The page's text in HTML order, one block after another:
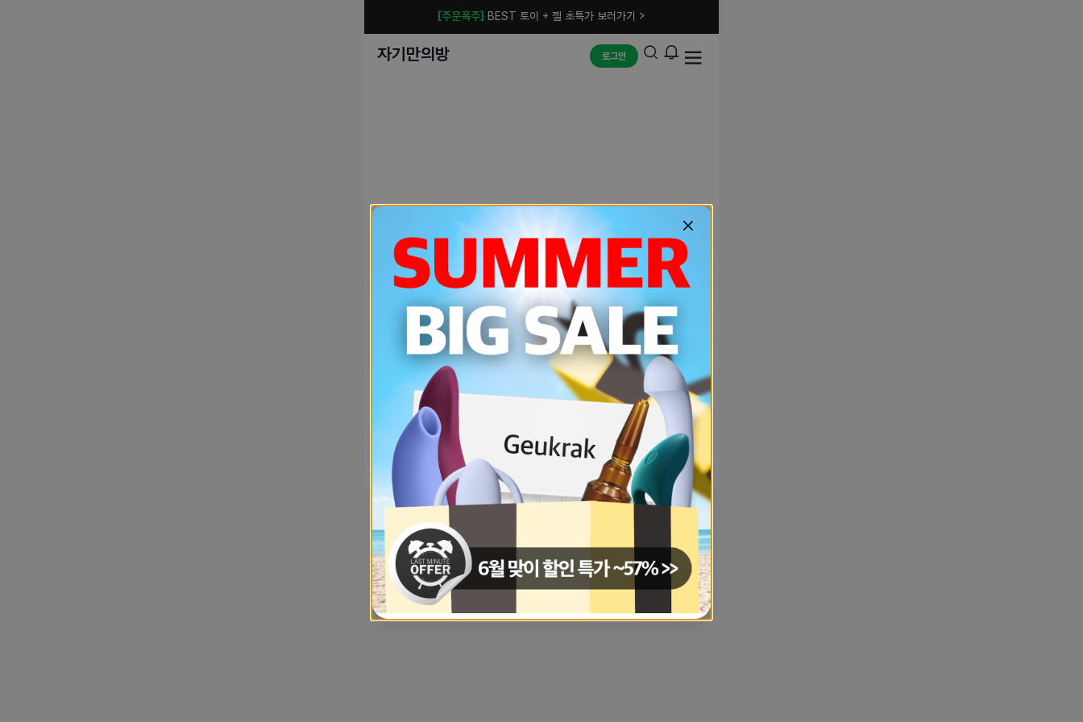
[주문폭주] BEST 토이 + 젤 초특가 보러가기 >
자기만의방 로그인
예상치 못한 에러입니다.